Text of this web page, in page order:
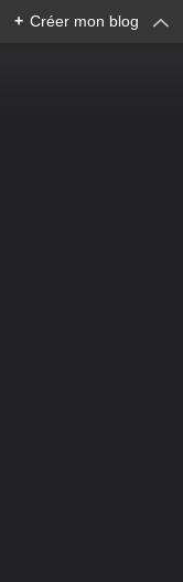
+ Créer mon blog